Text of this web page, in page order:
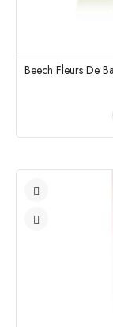
Beech Fleurs De